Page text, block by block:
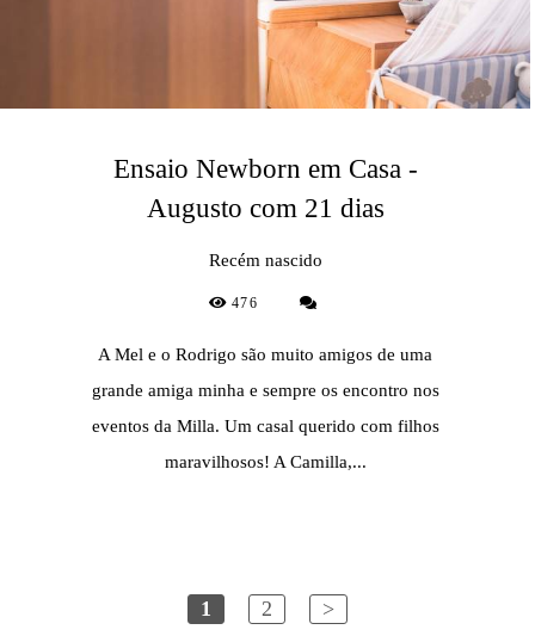
Ensaio Newborn em Casa -
Augusto com 21 dias
Recém nascido
476
A Mel e o Rodrigo são muito amigos de uma
grande amiga minha e sempre os encontro nos
eventos da Milla. Um casal querido com filhos
maravilhosos! A Camilla,...
1 2 >